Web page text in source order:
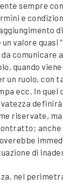
sempre
e
valore quasi
da comunicare
quando
un ruolo, con
ecc. In quel
riservate, ma
anche
di
nel